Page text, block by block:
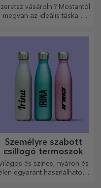
vásárolni? Mostantól
megvan az ideális táska a
Személyre szabott
csillogó termoszok
és színes, nyáron és
egyaránt használható, a